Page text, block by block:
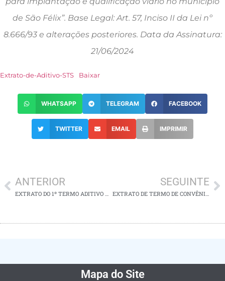
de São Félix”. Base Legal: Art. 57, Inciso II da Lei nº
8.666/93 e alterações posteriores. Data da Assinatura:
21/06/2024
Extrato-de-Aditivo-STS Baixar
WHATSAPP TELEGRAM FACEBOOK
TWITTER EMAIL IMPRIMIR
ANTERIOR SEGUINTE
EXTRATO DE TERMO DE CONVÊNIO – IRMANDADE DA SANTA CASA DE MISERICÓRDIA
Mapa do Site